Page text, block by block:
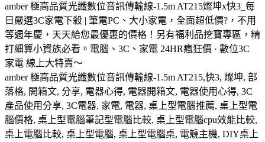
amber 極高品質光纖數位音訊傳輸線-1.5m AT215燦坤x快3_每
日嚴選3C家電下殺 | 筆電PC、大小家電，全面超低價?，不用
等週年慶，天天給您最優惠的價格！另有福利品挖寶專區，精
打細算小資族必看。電腦、3C、家電 24HR瘋狂價 · 數位3C
家電 線上大特賣～
amber 極高品質光纖數位音訊傳輸線-1.5m AT215,快3, 燦坤, 部
落格, 開箱文, 分享, 電器心得, 電器開箱文, 電器使用心得, 3C
產品使用分享, 3C電器, 家電, 電器, 桌上型電腦推薦, 桌上型電
腦價格, 桌上型電腦筆記型電腦比較, 桌上型電腦cpu效能比較,
桌上電腦比較, 桌上型電腦, 桌上型電腦桌, 電競主機, DIY桌上